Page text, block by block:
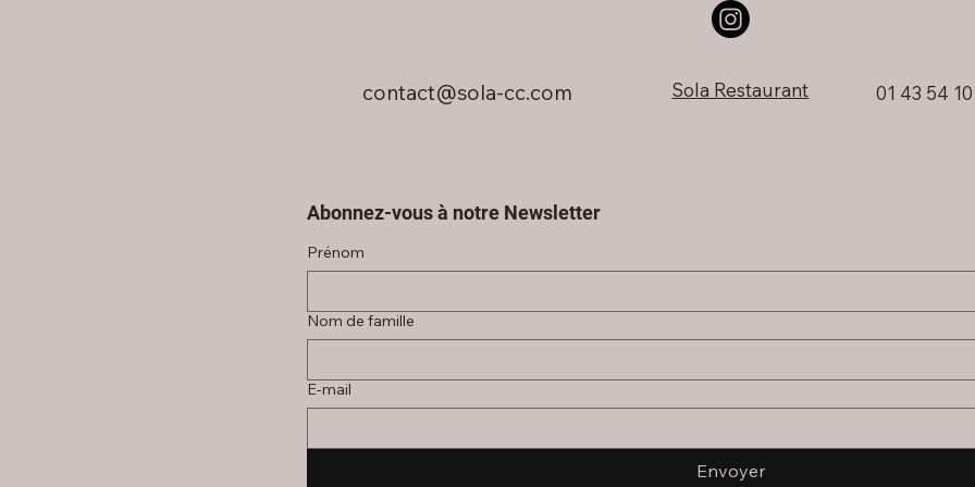
Abonnez-vous à notre Newsletter
Prénom
Nom de famille
E‑mail
Envoyer
contact@sola-cc.com Sola Restaurant 01 43 54